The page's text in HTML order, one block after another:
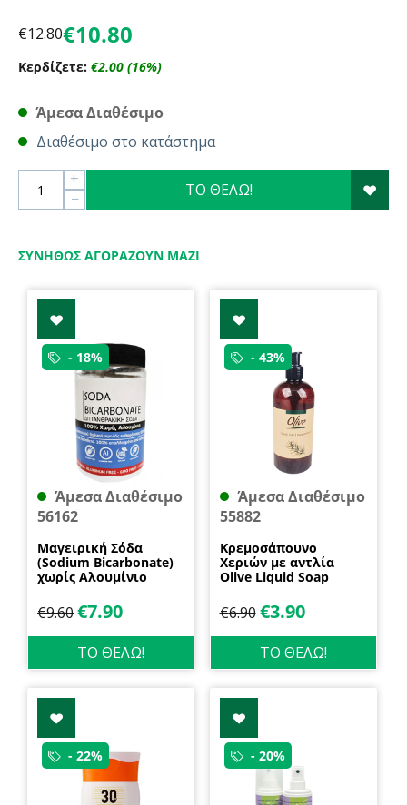
€12.80€10.80
Κερδίζετε: €2.00 (16%)
Άμεσα Διαθέσιμο
Διαθέσιμο στο κατάστημα
+
−
ΤΟ ΘΕΛΩ!
ΣΥΝΉΘΩΣ ΑΓΟΡΆΖΟΥΝ ΜΑΖΊ
- 18%
Άμεσα Διαθέσιμο
56162
Μαγειρική Σόδα
(Sodium Bicarbonate)
χωρίς Αλουμίνιο
€9.60€7.90
ΤΟ ΘΕΛΩ!
- 43%
Άμεσα Διαθέσιμο
55882
Κρεμοσάπουνο
Χεριών με αντλία
Olive Liquid Soap
€6.90 €3.90
ΤΟ ΘΕΛΩ!
- 22% - 20%